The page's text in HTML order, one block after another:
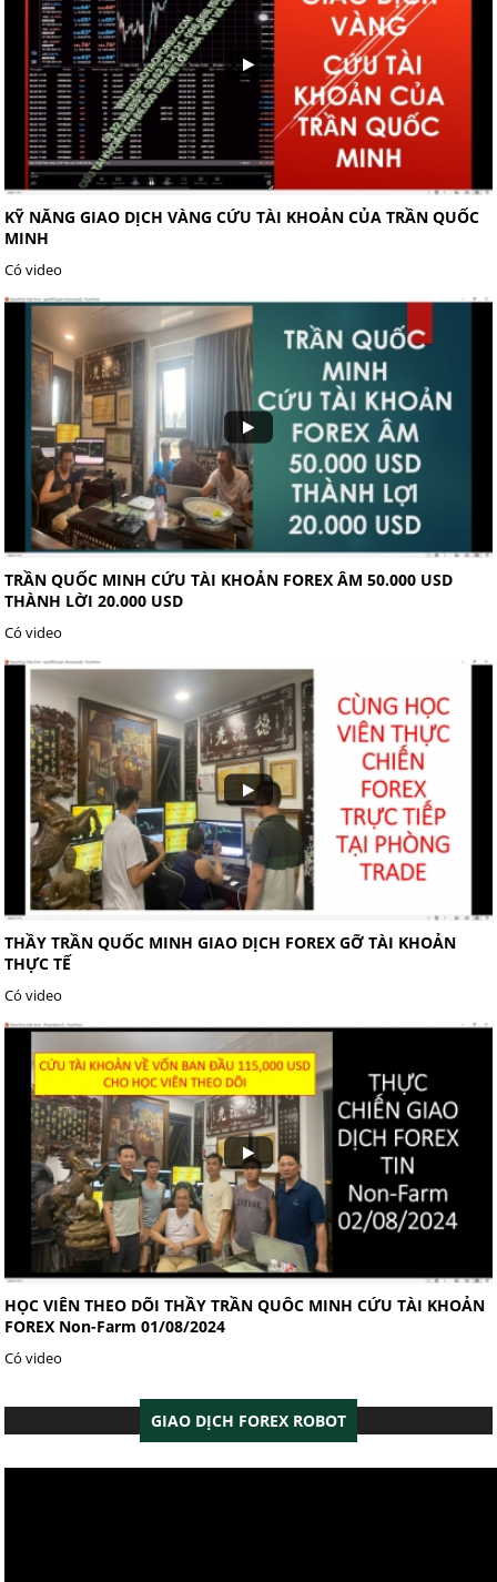
KỸ NĂNG GIAO DỊCH VÀNG CỨU TÀI KHOẢN CỦA TRẦN QUỐC
MINH
Có video
TRẦN QUỐC MINH CỨU TÀI KHOẢN FOREX ÂM 50.000 USD
THÀNH LỜI 20.000 USD
Có video
THẦY TRẦN QUỐC MINH GIAO DỊCH FOREX GỠ TÀI KHOẢN
THỰC TẾ
Có video
HỌC VIÊN THEO DÕI THẦY TRẦN QUÔC MINH CỨU TÀI KHOẢN
FOREX Non-Farm 01/08/2024
Có video
GIAO DỊCH FOREX ROBOT